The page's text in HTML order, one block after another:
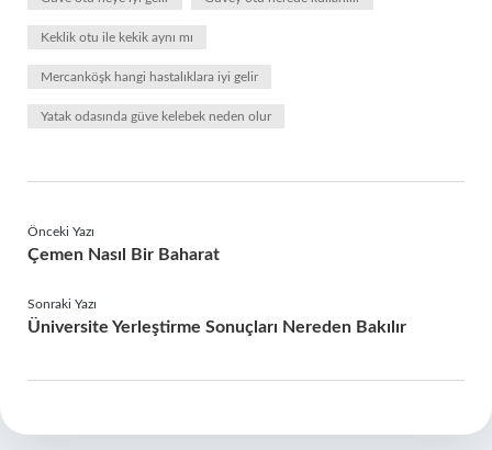
Keklik otu ile kekik aynı mı
Mercanköşk hangi hastalıklara iyi gelir
Yatak odasında güve kelebek neden olur
Önceki Yazı
Çemen Nasıl Bir Baharat
Sonraki Yazı
Üniversite Yerleştirme Sonuçları Nereden Bakılır